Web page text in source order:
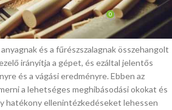
Zsolt Be március 29, 2025 0
és a fűrészszalagnak összehangolt
irányítja a gépet, és ezáltal jelentős
és a vágási eredményre. Ebben az
a lehetséges meghibásodási okokat és
hatékony ellenintézkedéseket lehessen